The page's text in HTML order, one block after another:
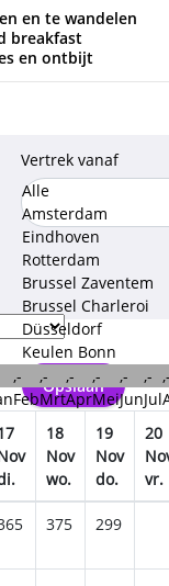
en te wandelen
breakfast
en ontbijt
Vertrek vanaf
Alle
Amsterdam
Eindhoven
Rotterdam
Brussel Zaventem
Brussel Charleroi
Düsseldorf
Keulen Bonn
Opslaan
,-
Feb
,-
Mrt
,-
Apr
,-
Mei
,-
Jun
,-
Jul
,-
18
Nov
wo.
19
Nov
do.
20
vr.
375 299